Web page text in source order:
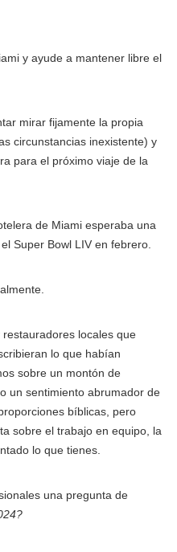
y ayude a mantener libre el
mirar fijamente la propia
circunstancias inexistente) y
para el próximo viaje de la
de Miami esperaba una
Super Bowl LIV en febrero.
locales que
lo que habían
sobre un montón de
un sentimiento abrumador de
bíblicas, pero
sobre el trabajo en equipo, la
lo que tienes.
una pregunta de